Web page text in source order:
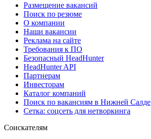
Размещение вакансий
Поиск по резюме
О компании
Наши вакансии
Реклама на сайте
Требования к ПО
Безопасный HeadHunter
HeadHunter API
Партнерам
Инвесторам
Каталог компаний
Поиск по вакансиям в Нижней Салде
Сетка: соцсеть для нетворкинга
Соискателям